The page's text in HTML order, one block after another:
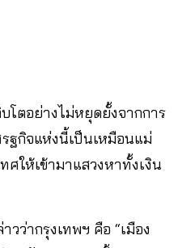
โตอย่างไม่หยุดยั้งจากการ
ฐกิจแห่งนี้เป็นเหมือนแม่
ศให้เข้ามาแสวงหาทั้งเงิน
ว่ากรุงเทพฯ คือ “เมือง